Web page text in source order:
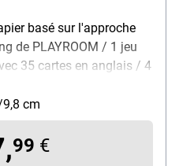
basé sur l'approche
de PLAYROOM / 1 jeu
35 cartes en anglais / 4
contenu de la
« Think Flip » lot starter
cm
99 €